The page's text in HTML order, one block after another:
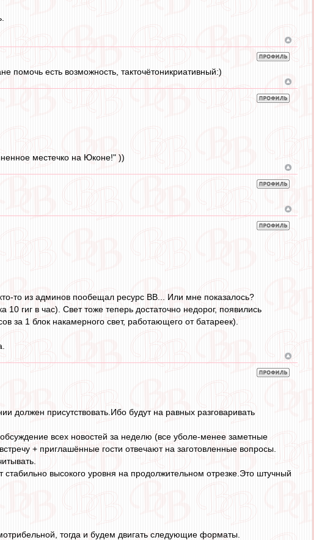
есть возможность, такточётоникриативный:)
местечко на Юконе!" ))
то из админов пообещал ресурс ВВ... Или мне показалось?
гиг в час). Свет тоже теперь достаточно недорог, появились
за 1 блок накамерного свет, работающего от батареек).
должен присутствовать.Ибо будут на равных разговаривать
всех новостей за неделю (все уболе-менее заметные
+ приглашённые гости отвечают на заготовленные вопросы.
высокого уровня на продолжительном отрезке.Это штучный
тогда и будем двигать следующие форматы.